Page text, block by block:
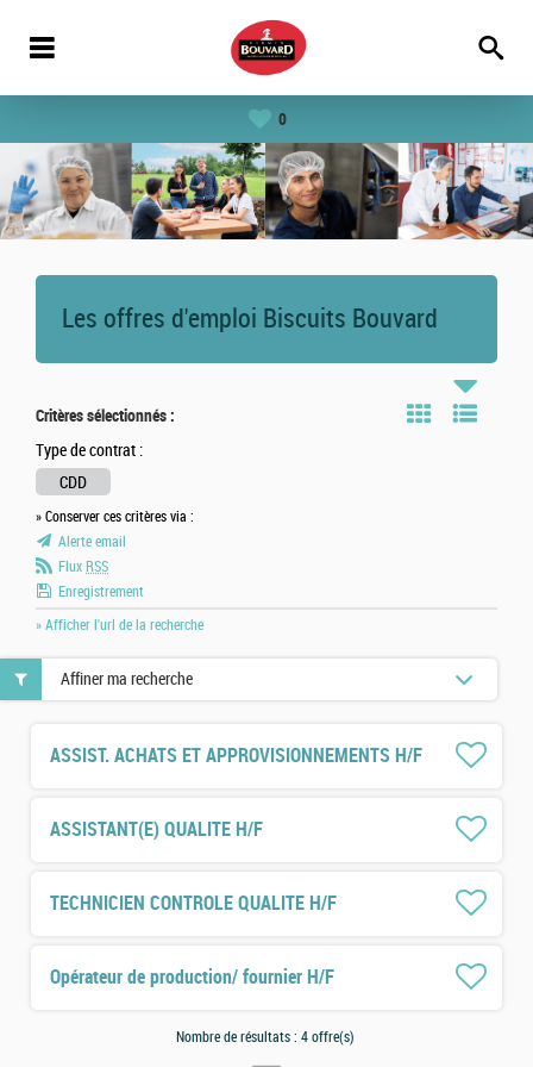
0
Les offres d'emploi Biscuits Bouvard
Critères sélectionnés :
Type de contrat :
CDD
» Conserver ces critères via :
Alerte email
Flux RSS
Enregistrement
» Afficher l'url de la recherche
ASSIST. ACHATS ET APPROVISIONNEMENTS H/F
ASSISTANT(E) QUALITE H/F
TECHNICIEN CONTROLE QUALITE H/F
Opérateur de production/ fournier H/F
Affiner ma recherche
Nombre de résultats : 4 offre(s)